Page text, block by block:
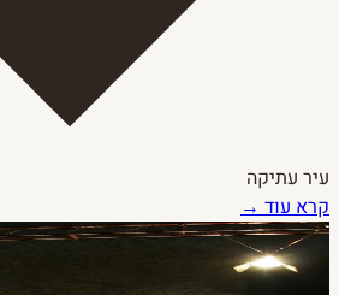
עיר עתיקה
קרא עוד →